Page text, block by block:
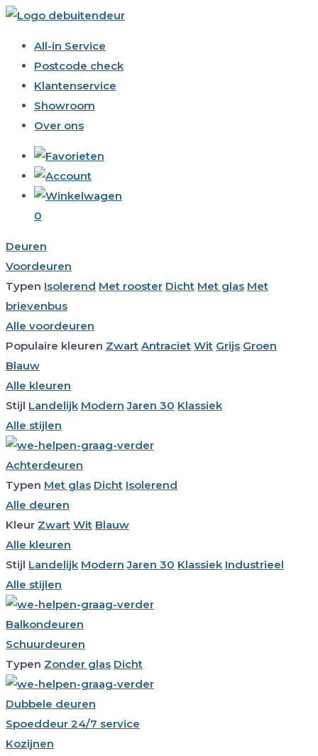
All-in Service
Postcode check
Klantenservice
Showroom
Over ons
0
Deuren
Voordeuren
Typen Isolerend Met rooster Dicht Met glas Met
brievenbus
Alle voordeuren
Populaire kleuren Zwart Antraciet Wit Grijs Groen
Blauw
Alle kleuren
Stijl Landelijk Modern Jaren 30 Klassiek
Alle stijlen
Achterdeuren
Typen Met glas Dicht Isolerend
Alle deuren
Kleur Zwart Wit Blauw
Alle kleuren
Stijl Landelijk Modern Jaren 30 Klassiek Industrieel
Alle stijlen
Balkondeuren
Schuurdeuren
Typen Zonder glas Dicht
Dubbele deuren
Spoeddeur 24/7 service
Kozijnen